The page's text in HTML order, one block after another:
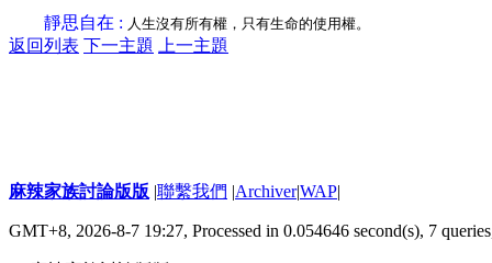
靜思自在 : 人生沒有所有權，只有生命的使用權。
返回列表 下一主題 上一主題
麻辣家族討論版版 |聯繫我們 |Archiver|WAP|
GMT+8, 2026-8-7 19:27, Processed in 0.054646 second(s), 7